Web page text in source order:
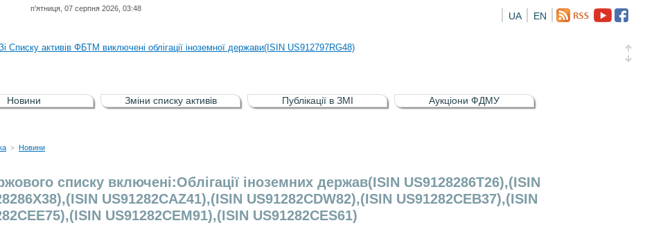
п'ятниця, 07 серпня 2026, 03:48
EN
UA
До Списку активів регульованого фондового ринку (РФР) включена Корпоративна облігація відсоткова електронна іменна (ISIN UA5000016726)
Списку активів ФБТМ виключені облігації іноземної держави(ISIN US912797RG48)
списку активів РФР виключені Облігація внутрішніх державних позик України (ISIN UA4000232607)
Списку активів регульованого фондового ринку (РФР) включена Корпоративна облігація відсоткова електронна іменна (ISIN UA5000016726)
Новини Зміни списку активів Публікації в ЗМІ Аукціони ФДМУ
> Новини
списку включені:Облігації іноземних держав(ISIN US9128286T26),(ISIN
US91282CAZ41),(ISIN US91282CDW82),(ISIN US91282CEB37),(ISIN
US91282CEM91),(ISIN US91282CES61)